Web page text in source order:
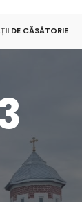
DE CĂSĂTORIE